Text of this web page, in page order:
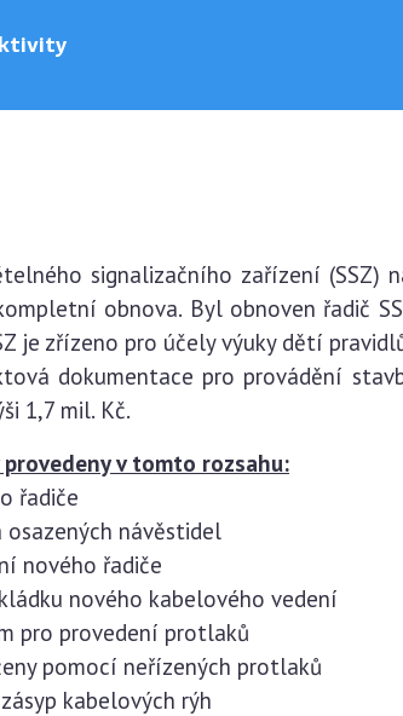
signalizačního zařízení (SSZ)
obnova. Byl obnoven řadič
je zřízeno pro účely výuky dětí
dokumentace pro provádění
1,7 mil. Kč.
v tomto rozsahu:
řadiče
návěstidel
nového řadiče
nového kabelového vedení
pro provedení protlaků
pomocí neřízených protlaků
kabelových rýh